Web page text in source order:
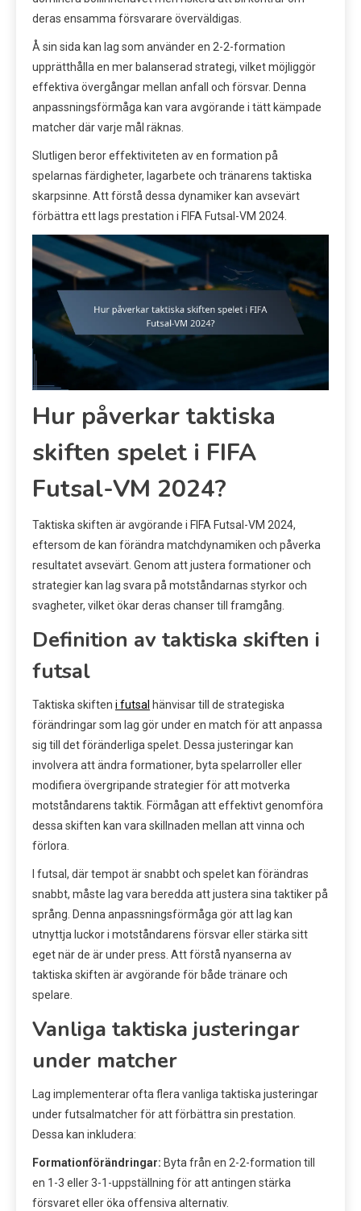
deras ensamma försvarare överväldigas.
Å sin sida kan lag som använder en 2-2-formation
upprätthålla en mer balanserad strategi, vilket möjliggör
effektiva övergångar mellan anfall och försvar. Denna
anpassningsförmåga kan vara avgörande i tätt kämpade
matcher där varje mål räknas.
Slutligen beror effektiviteten av en formation på
spelarnas färdigheter, lagarbete och tränarens taktiska
skarpsinne. Att förstå dessa dynamiker kan avsevärt
förbättra ett lags prestation i FIFA Futsal-VM 2024.
Hur påverkar taktiska
skiften spelet i FIFA
Futsal-VM 2024?
Taktiska skiften är avgörande i FIFA Futsal-VM 2024,
eftersom de kan förändra matchdynamiken och påverka
resultatet avsevärt. Genom att justera formationer och
strategier kan lag svara på motståndarnas styrkor och
svagheter, vilket ökar deras chanser till framgång.
Definition av taktiska skiften i
futsal
Taktiska skiften i futsal hänvisar till de strategiska
förändringar som lag gör under en match för att anpassa
sig till det föränderliga spelet. Dessa justeringar kan
involvera att ändra formationer, byta spelarroller eller
modifiera övergripande strategier för att motverka
motståndarens taktik. Förmågan att effektivt genomföra
dessa skiften kan vara skillnaden mellan att vinna och
förlora.
I futsal, där tempot är snabbt och spelet kan förändras
snabbt, måste lag vara beredda att justera sina taktiker på
språng. Denna anpassningsförmåga gör att lag kan
utnyttja luckor i motståndarens försvar eller stärka sitt
eget när de är under press. Att förstå nyanserna av
taktiska skiften är avgörande för både tränare och
spelare.
Vanliga taktiska justeringar
under matcher
Lag implementerar ofta flera vanliga taktiska justeringar
under futsalmatcher för att förbättra sin prestation.
Dessa kan inkludera:
Formationförändringar: Byta från en 2-2-formation till
en 1-3 eller 3-1-uppställning för att antingen stärka
försvaret eller öka offensiva alternativ.